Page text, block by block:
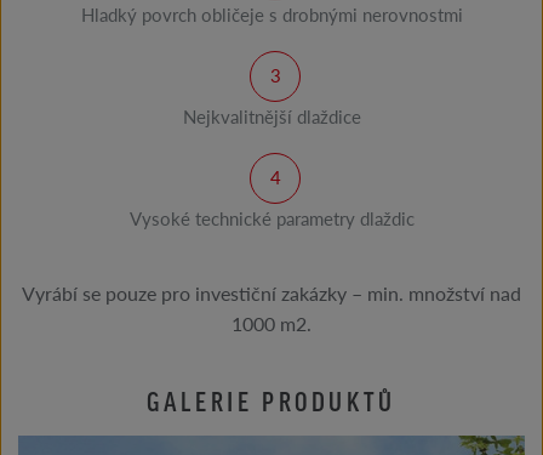
Hladký povrch obličeje s drobnými nerovnostmi
Nejkvalitnější dlaždice
Vysoké technické parametry dlaždic
Vyrábí se pouze pro investiční zakázky – min. množství nad
1000 m2.
GALERIE PRODUKTŮ